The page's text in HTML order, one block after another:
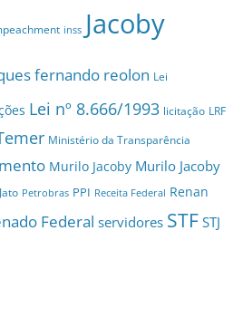
inss Jacoby
fernando reolon Lei
Lei nº 8.666/1993 licitação LRF
Ministério da Transparência
Murilo Jacoby Murilo Jacoby
Petrobras PPI Receita Federal Renan
Federal servidores STF STJ